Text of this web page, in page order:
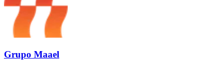
Grupo Maael